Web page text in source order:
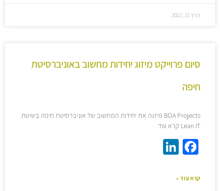
מרץ 21, 2012
סיום פרוייקט מיזוג יחידות מחשוב באוניברסיטת
חיפה
BDA Projects מיזגה את יחידות המחשוב של אוניברסיטת חיפה בשיטת
Lean IT קרא עוד
Facebook
קרא עוד »